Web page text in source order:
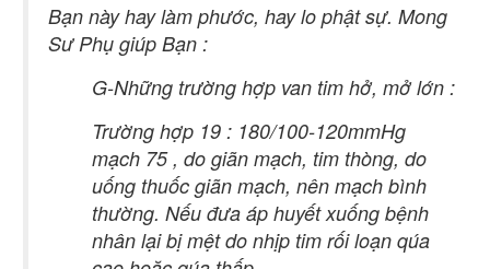
Bạn này hay làm phước, hay lo phật sự. Mong
Sư Phụ giúp Bạn :
G-Những trường hợp van tim hở, mở lớn :
Trường hợp 19 : 180/100-120mmHg
mạch 75 , do giãn mạch, tim thòng, do
uống thuốc giãn mạch, nên mạch bình
thường. Nếu đưa áp huyết xuống bệnh
nhân lại bị mệt do nhịp tim rối loạn qúa